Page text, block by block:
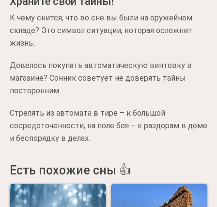
К чему снится, что во сне вы были на оружейном
складе? Это символ ситуации, которая осложнит
жизнь.
Довелось покупать автоматическую винтовку в
магазине? Сонник советует не доверять тайны
посторонним.
Стрелять из автомата в тире – к большой
сосредоточенности, на поле боя – к раздорам в доме
и беспорядку в делах.
Есть похожие сны 👍